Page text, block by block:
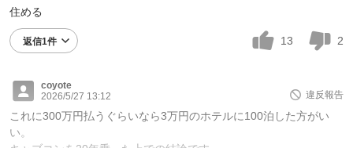
住める
返信1件 13 2
coyote
2026/5/27 13:12
違反報告
これに300万円払うぐらいなら3万円のホテルに100泊した方がい
い。